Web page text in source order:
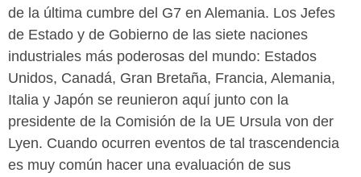
de la última cumbre del G7 en Alemania. Los Jefes
de Estado y de Gobierno de las siete naciones
industriales más poderosas del mundo: Estados
Unidos, Canadá, Gran Bretaña, Francia, Alemania,
Italia y Japón se reunieron aquí junto con la
presidente de la Comisión de la UE Ursula von der
Lyen. Cuando ocurren eventos de tal trascendencia
es muy común hacer una evaluación de sus